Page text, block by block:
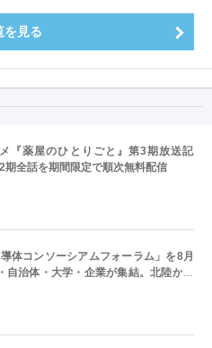
を見る
メ『薬屋のひとりごと』第3期放送記
全話を期間限定で順次無料配信
導体コンソーシアムフォーラム」を8月
自治体・大学・企業が集結。北陸から
導体産業の発展とエコシステム形成を